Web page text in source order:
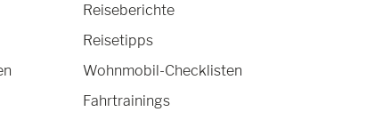
Reiseberichte
Reisetipps
Wohnmobil-Checklisten
Fahrtrainings